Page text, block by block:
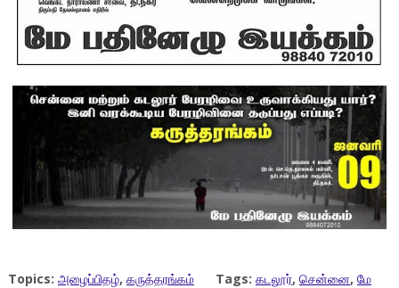
Topics: அழைப்பிதழ், கருத்தரங்கம் Tags: கடலூர், சென்னை, மே